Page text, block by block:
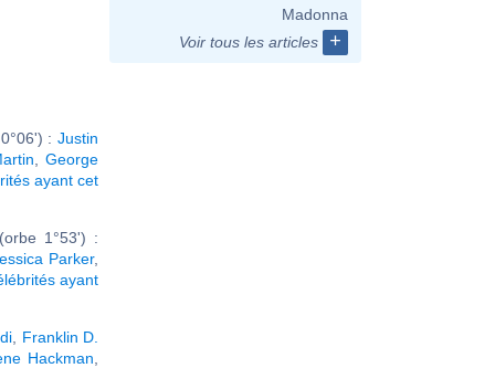
: Justin
George
ayant cet
1°53') :
Parker,
ayant
Franklin D.
Hackman
Madonna
Voir tous les articles
+